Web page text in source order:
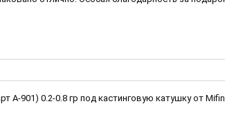
A-901) 0.2-0.8 гр под кастинговую катушку от